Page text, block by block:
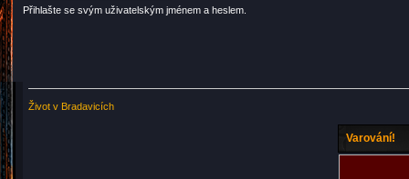
Přihlašte se svým uživatelským jménem a heslem.
Život v Bradavicích
Varování!